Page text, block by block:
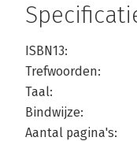
ISBN13:
Trefwoorden:
Taal:
Bindwijze:
Aantal pagina's: